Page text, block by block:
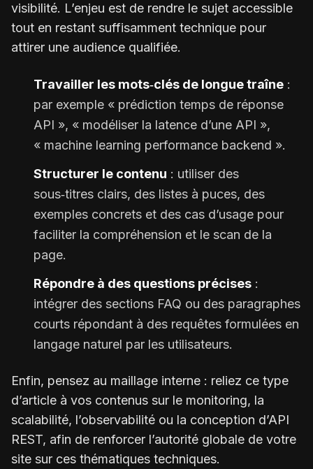
visibilité. L’enjeu est de rendre le sujet accessible
tout en restant suffisamment technique pour
attirer une audience qualifiée.
Travailler les mots‑clés de longue traîne :
par exemple « prédiction temps de réponse
API », « modéliser la latence d’une API »,
« machine learning performance backend ».
Structurer le contenu : utiliser des
sous‑titres clairs, des listes à puces, des
exemples concrets et des cas d’usage pour
faciliter la compréhension et le scan de la
page.
Répondre à des questions précises :
intégrer des sections FAQ ou des paragraphes
courts répondant à des requêtes formulées en
langage naturel par les utilisateurs.
Enfin, pensez au maillage interne : reliez ce type
d’article à vos contenus sur le monitoring, la
scalabilité, l’observabilité ou la conception d’API
REST, afin de renforcer l’autorité globale de votre
site sur ces thématiques techniques.